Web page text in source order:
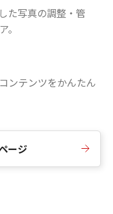
た写真の調整・管
ンテンツをかんたん
ージ